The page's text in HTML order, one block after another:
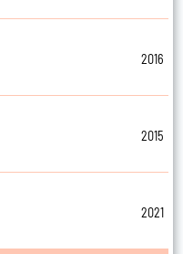
2016
2015
2021